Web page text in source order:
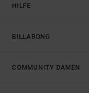
HILFE
BILLABONG
COMMUNITY DAMEN